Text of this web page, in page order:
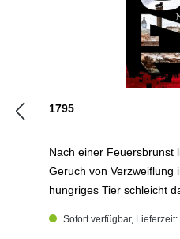
1795
Nach einer Feuersbrunst
Geruch von Verzweiflung
hungriges Tier schleicht
verwinkelte Gassen. Er
Sofort verfügbar,